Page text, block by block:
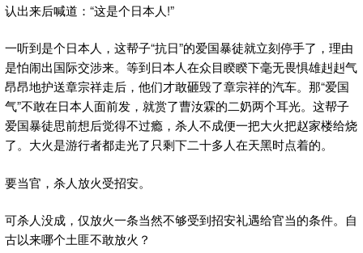
认出来后喊道：“这是个日本人!”
一听到是个日本人，这帮子“抗日”的爱国暴徒就立刻停手了，理由
是怕闹出国际交涉来。等到日本人在众目睽睽下毫无畏惧雄赳赳气
昂昂地护送章宗祥走后，他们才敢砸毁了章宗祥的汽车。那“爱国
气”不敢在日本人面前发，就赏了曹汝霖的二奶两个耳光。这帮子
爱国暴徒思前想后觉得不过瘾，杀人不成便一把大火把赵家楼给烧
了。大火是游行者都走光了只剩下二十多人在天黑时点着的。
要当官，杀人放火受招安。
可杀人没成，仅放火一条当然不够受到招安礼遇给官当的条件。自
古以来哪个土匪不敢放火？